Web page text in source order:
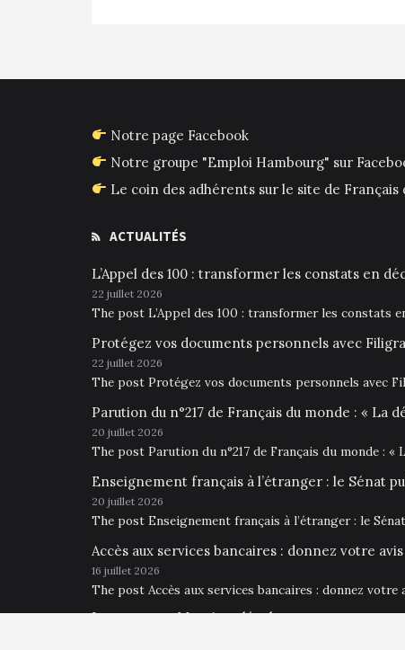
Notre page Facebook
Notre groupe "Emploi Hambourg" sur
Le coin des adhérents sur le site de Français
ACTUALITÉS
L’Appel des 100 : transformer les constats en
22 juillet 2026
The post L’Appel des 100 : transformer les constats
Protégez vos documents personnels avec
22 juillet 2026
The post Protégez vos documents personnels avec
Parution du n°217 de Français du monde : « La
20 juillet 2026
The post Parution du n°217 de Français du monde :
Enseignement français à l’étranger : le Sénat
20 juillet 2026
The post Enseignement français à l’étranger : le
Accès aux services bancaires : donnez votre
16 juillet 2026
The post Accès aux services bancaires : donnez
Impressum • Mentions légales